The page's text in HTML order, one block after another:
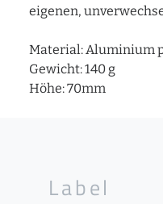
eigenen,
Material: Aluminium
Gewicht: 140 g
Höhe: 70mm
Label